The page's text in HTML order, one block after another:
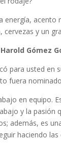
energía, acento
cervezas y un
Gómez
para usted en
fuera
en equipo.
y la pasión
además, es
haciendo